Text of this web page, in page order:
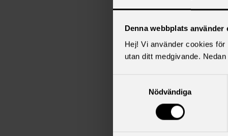
Denna webbplats använder
Hej! Vi använder cookies
utan ditt medgivande.
Nödvändiga